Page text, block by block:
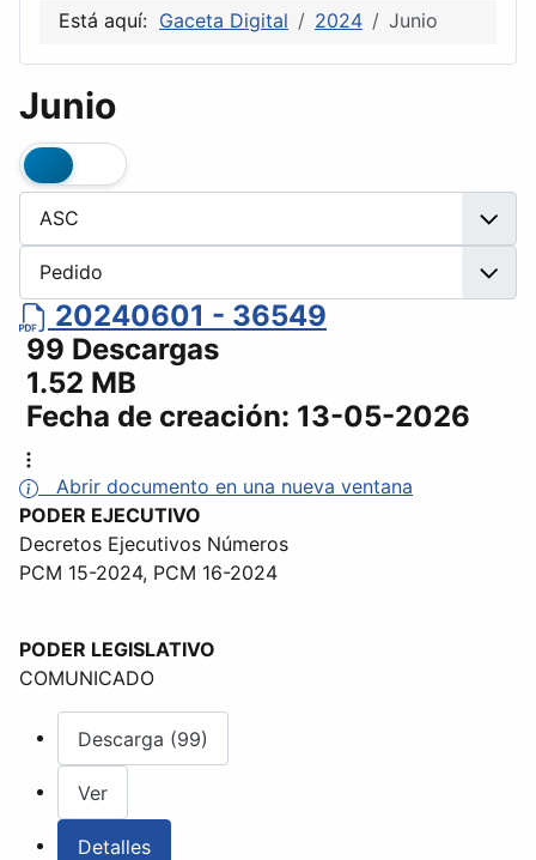
Está aquí: Gaceta Digital 2024 Junio
Junio
20240601 - 36549
99 Descargas
1.52 MB
Fecha de creación: 13-05-2026
Abrir documento en una nueva ventana
PODER EJECUTIVO
Decretos Ejecutivos Números
PCM 15-2024, PCM 16-2024
PODER LEGISLATIVO
COMUNICADO
Descarga (99)
Ver
Detalles